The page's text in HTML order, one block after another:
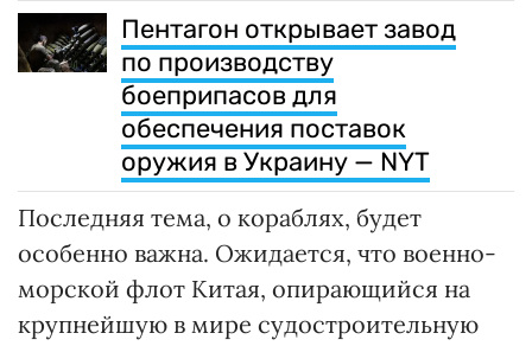
Пентагон открывает завод
по производству
боеприпасов для
обеспечения поставок
оружия в Украину — NYT
Последняя тема, о кораблях, будет
особенно важна. Ожидается, что военно-
морской флот Китая, опирающийся на
крупнейшую в мире судостроительную